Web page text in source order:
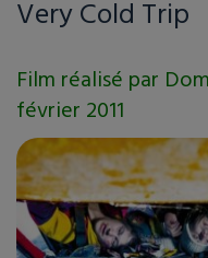
Very Cold Trip
Film réalisé par
février 2011